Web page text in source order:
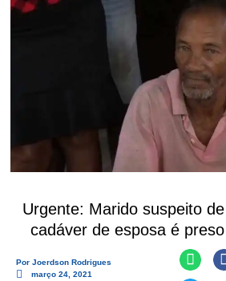
Urgente: Marido suspeito
cadáver de esposa é
Por Joerdson Rodrigues
março 24, 2021